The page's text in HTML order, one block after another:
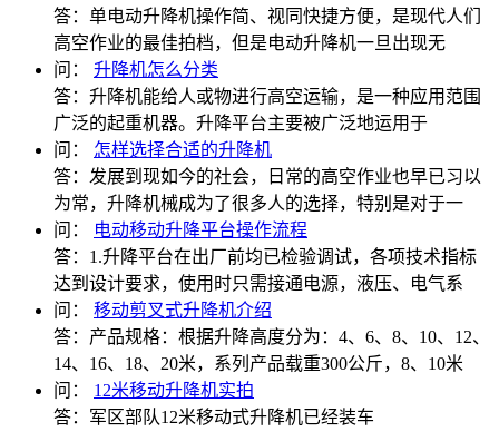
答： 单电动升降机操作简、视同快捷方便，是现代人们
高空作业的最佳拍档，但是电动升降机一旦出现无
问： 升降机怎么分类
答： 升降机能给人或物进行高空运输，是一种应用范围
广泛的起重机器。升降平台主要被广泛地运用于
问： 怎样选择合适的升降机
答： 发展到现如今的社会，日常的高空作业也早已习以
为常，升降机械成为了很多人的选择，特别是对于一
问：
电动移动升降平台操作流程
答： 1.升降平台在出厂前均已检验调试，各项技术指标
达到设计要求，使用时只需接通电源，液压、电气系
问： 移动剪叉式升降机介绍
答： 产品规格：根据升降高度分为：4、6、8、10、12、
14、16、18、20米，系列产品载重300公斤，8、10米
问： 12米移动升降机实拍
答： 军区部队12米移动式升降机已经装车